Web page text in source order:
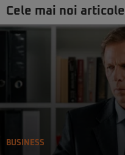
Cele mai noi articole
BUSINESS